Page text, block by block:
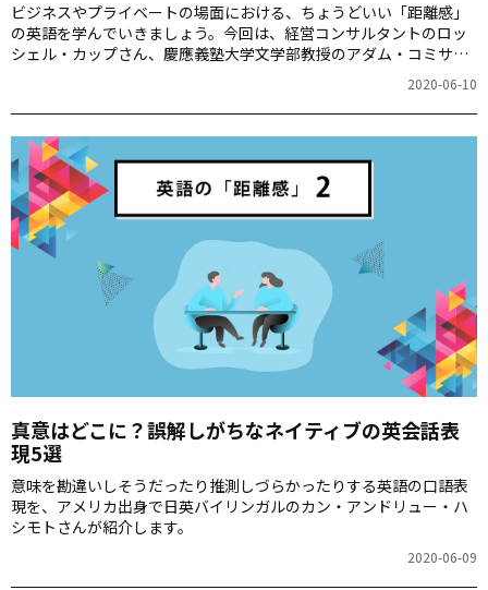
ビジネスやプライベートの場面における、ちょうどいい「距離感」
の英語を学んでいきましょう。今回は、経営コンサルタントのロッ
シェル・カップさん、慶應義塾大学文学部教授のアダム・コミサロ
フさん、ITエンジニアでマンガ家の千代田まどか（ちょまど）さん
の3人による、「相手や場面に合わせた『本当に丁寧な』英語」に関
するオンライン討論会の様子をお届けします。
2020-06-10
真意はどこに？誤解しがちなネイティブの英会話表
現5選
意味を勘違いしそうだったり推測しづらかったりする英語の口語表
現を、アメリカ出身で日英バイリンガルのカン・アンドリュー・ハ
シモトさんが紹介します。
2020-06-09